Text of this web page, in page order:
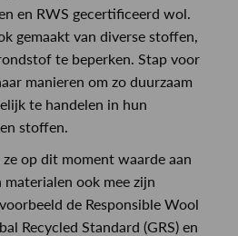
en RWS gecertificeerd wol.
gemaakt van diverse stoffen,
te beperken. Stap voor
manieren om zo duurzaam
te handelen in hun
stoffen.
op dit moment waarde aan
ook mee zijn
de Responsible Wool
Recycled Standard (GRS) en